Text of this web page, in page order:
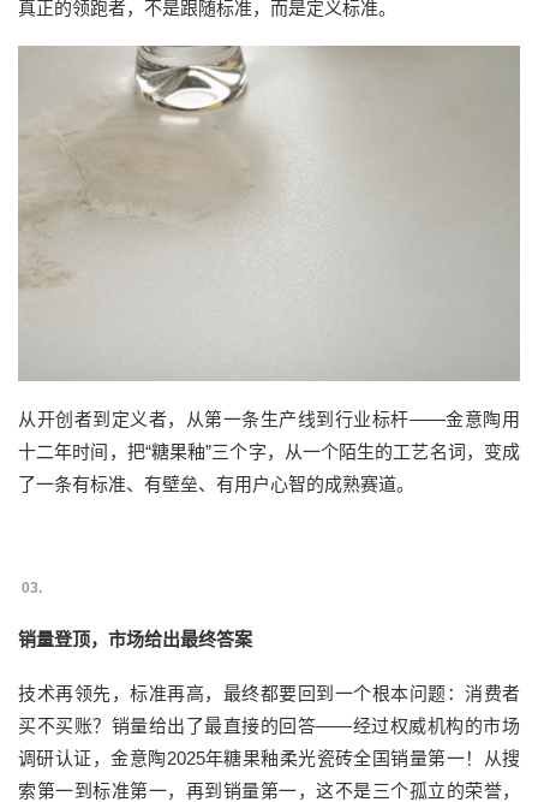
真正的领跑者，不是跟随标准，而是定义标准。
从开创者到定义者，从第一条生产线到行业标杆——金意陶用
十二年时间，把“糖果釉”三个字，从一个陌生的工艺名词，变成
了一条有标准、有壁垒、有用户心智的成熟赛道。
03.
销量登顶，市场给出最终答案
技术再领先，标准再高，最终都要回到一个根本问题：消费者
买不买账？销量给出了最直接的回答——经过权威机构的市场
调研认证，金意陶2025年糖果釉柔光瓷砖全国销量第一！从搜
索第一到标准第一，再到销量第一，这不是三个孤立的荣誉，